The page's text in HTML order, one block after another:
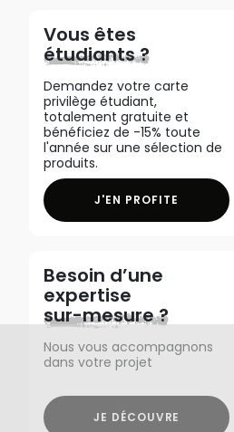
Vous êtes
étudiants ?
Demandez votre carte
privilège étudiant,
totalement gratuite et
bénéficiez de -15% toute
l'année sur une sélection de
produits.
J'EN PROFITE
Besoin d’une
expertise
sur-mesure ?
Nous vous accompagnons
dans votre projet
JE DÉCOUVRE